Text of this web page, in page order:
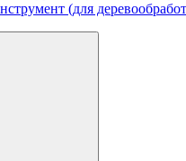
(для